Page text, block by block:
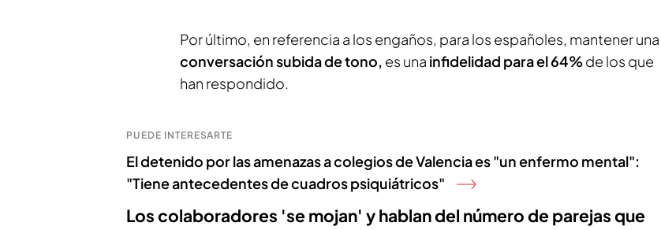
Por último, en referencia a los engaños, para los españoles, mantener una
conversación subida de tono, es una infidelidad para el 64%de los que
han respondido.
PUEDE INTERESARTE
El detenido por las amenazas a colegios de Valencia es "un enfermo mental":
"Tiene antecedentes de cuadros psiquiátricos"
Los colaboradores 'se mojan' y hablan del número de parejas que